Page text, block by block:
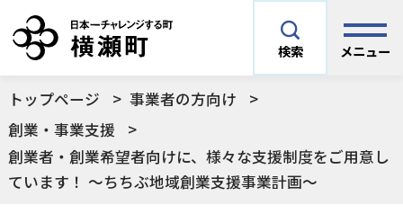
検索 メニュー
メニューを閉じる
安全安心情報
できごとや場面から探す
トップページ
事業者の方向け
創業・事業支援
創業者・創業希望者向けに、様々な支援制度をご用意し
ています！ ～ちちぶ地域創業支援事業計画～